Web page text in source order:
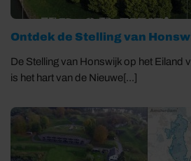
Ontdek de Stelling van
De Stelling van Honswijk op het Eiland
is het hart van de Nieuwe[...]